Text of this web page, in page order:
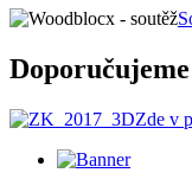
Doporučujeme
Zde v